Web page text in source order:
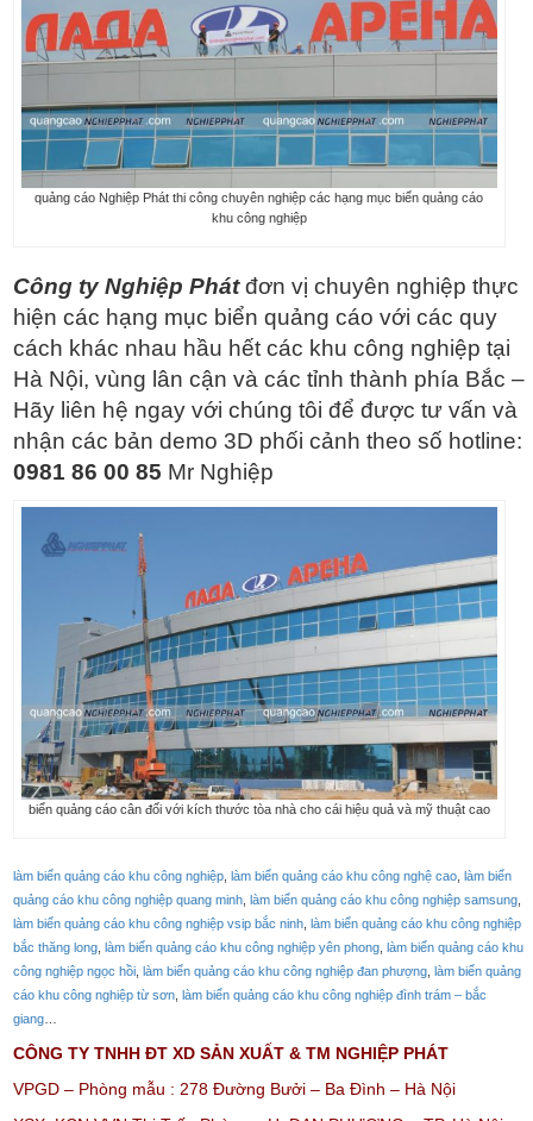
quảng cáo Nghiệp Phát thi công chuyên nghiệp các hạng mục biển quảng cáo
khu công nghiệp
Công ty Nghiệp Phát đơn vị chuyên nghiệp thực
hiện các hạng mục biển quảng cáo với các quy
cách khác nhau hầu hết các khu công nghiệp tại
Hà Nội, vùng lân cận và các tỉnh thành phía Bắc –
Hãy liên hệ ngay với chúng tôi để được tư vấn và
nhận các bản demo 3D phối cảnh theo số hotline:
0981 86 00 85 Mr Nghiệp
biển quảng cáo cân đối với kích thước tòa nhà cho cái hiệu quả và mỹ thuật cao
làm biển quảng cáo khu công nghiệp làm biển quảng cáo khu công nghệ cao làm biển
quảng cáo khu công nghiệp quang minh làm biển quảng cáo khu công nghiệp samsung
làm biển quảng cáo khu công nghiệp vsip bắc ninh làm biển quảng cáo khu công nghiệp
bắc thăng long làm biển quảng cáo khu công nghiệp yên phong làm biển quảng cáo khu
công nghiệp ngọc hồi làm biển quảng cáo khu công nghiệp đan phượng làm biển quảng
cáo khu công nghiệp từ sơn làm biển quảng cáo khu công nghiệp đình trám – bắc
giang
CÔNG TY TNHH ĐT XD SẢN XUẤT & TM NGHIỆP PHÁT
VPGD – Phòng mẫu : 278 Đường Bưởi – Ba Đình – Hà Nội